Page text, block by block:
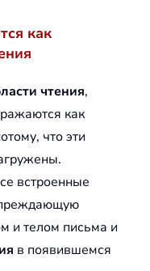
как
чтения,
как
что эти
встроенные
и телом письма и
в появившемся